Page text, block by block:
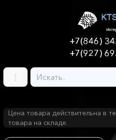
+7(846)
+7(927)
Цена товара действительна в
товара на складе.